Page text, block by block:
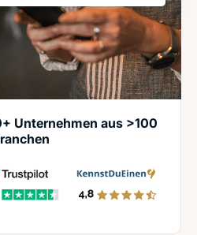
Unternehmen aus >100